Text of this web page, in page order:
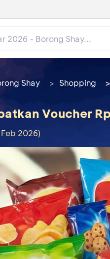
Shay Shopping
Voucher
2026)